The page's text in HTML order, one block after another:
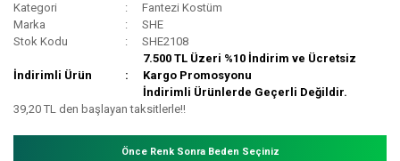
Kategori
Fantezi Kostüm
Marka
SHE
Stok Kodu
SHE2108
İndirimli Ürün
7.500 TL Üzeri %10 İndirim ve Ücretsiz
Kargo Promosyonu
İndirimli Ürünlerde Geçerli Değildir.
39,20 TL den başlayan taksitlerle!!
Önce Renk Sonra Beden Seçiniz